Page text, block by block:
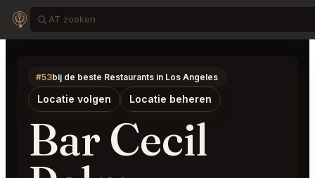
#53bij de beste Restaurants in Los Angeles
Locatie volgen Locatie beheren
Bar Cecil